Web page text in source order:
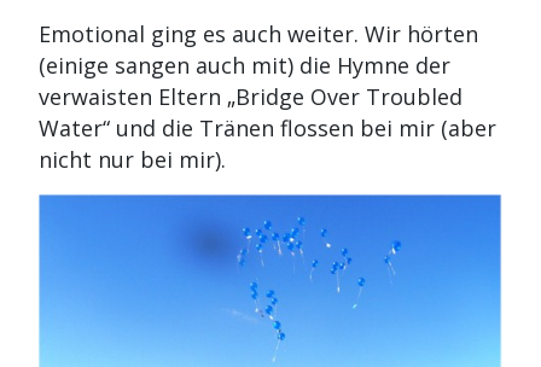
Emotional ging es auch weiter. Wir hörten
(einige sangen auch mit) die Hymne der
verwaisten Eltern „Bridge Over Troubled
Water“ und die Tränen flossen bei mir (aber
nicht nur bei mir).